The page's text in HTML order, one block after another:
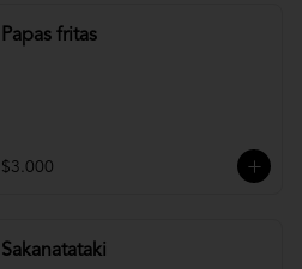
Papas fritas
$3.000
Sakanatataki